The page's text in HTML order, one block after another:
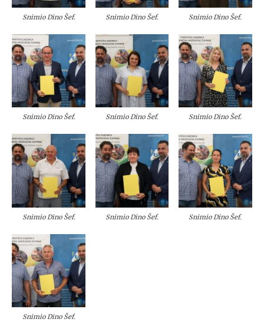
Snimio Dino Šef. Snimio Dino Šef. Snimio Dino Šef.
Snimio Dino Šef. Snimio Dino Šef. Snimio Dino Šef.
Snimio Dino Šef. Snimio Dino Šef. Snimio Dino Šef.
Snimio Dino Šef.